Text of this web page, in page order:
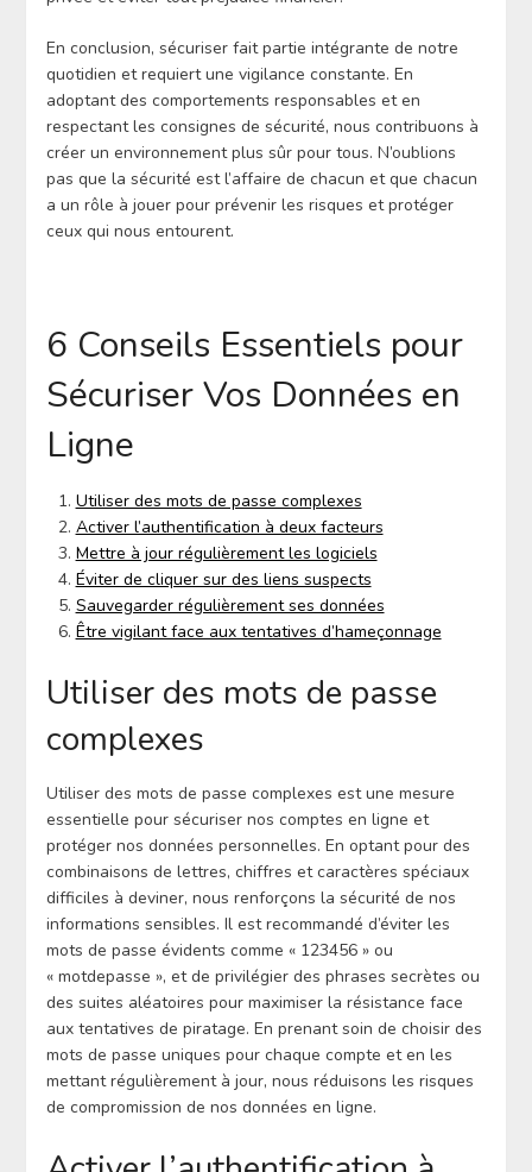
En conclusion, sécuriser fait partie intégrante de notre
quotidien et requiert une vigilance constante. En
adoptant des comportements responsables et en
respectant les consignes de sécurité, nous contribuons à
créer un environnement plus sûr pour tous. N’oublions
pas que la sécurité est l’affaire de chacun et que chacun
a un rôle à jouer pour prévenir les risques et protéger
ceux qui nous entourent.
6 Conseils Essentiels pour
Sécuriser Vos Données en
Ligne
Utiliser des mots de passe complexes
Activer l’authentification à deux facteurs
Mettre à jour régulièrement les logiciels
Éviter de cliquer sur des liens suspects
Sauvegarder régulièrement ses données
Être vigilant face aux tentatives d’hameçonnage
Utiliser des mots de passe
complexes
Utiliser des mots de passe complexes est une mesure
essentielle pour sécuriser nos comptes en ligne et
protéger nos données personnelles. En optant pour des
combinaisons de lettres, chiffres et caractères spéciaux
difficiles à deviner, nous renforçons la sécurité de nos
informations sensibles. Il est recommandé d’éviter les
mots de passe évidents comme « 123456 » ou
« motdepasse », et de privilégier des phrases secrètes ou
des suites aléatoires pour maximiser la résistance face
aux tentatives de piratage. En prenant soin de choisir des
mots de passe uniques pour chaque compte et en les
mettant régulièrement à jour, nous réduisons les risques
de compromission de nos données en ligne.